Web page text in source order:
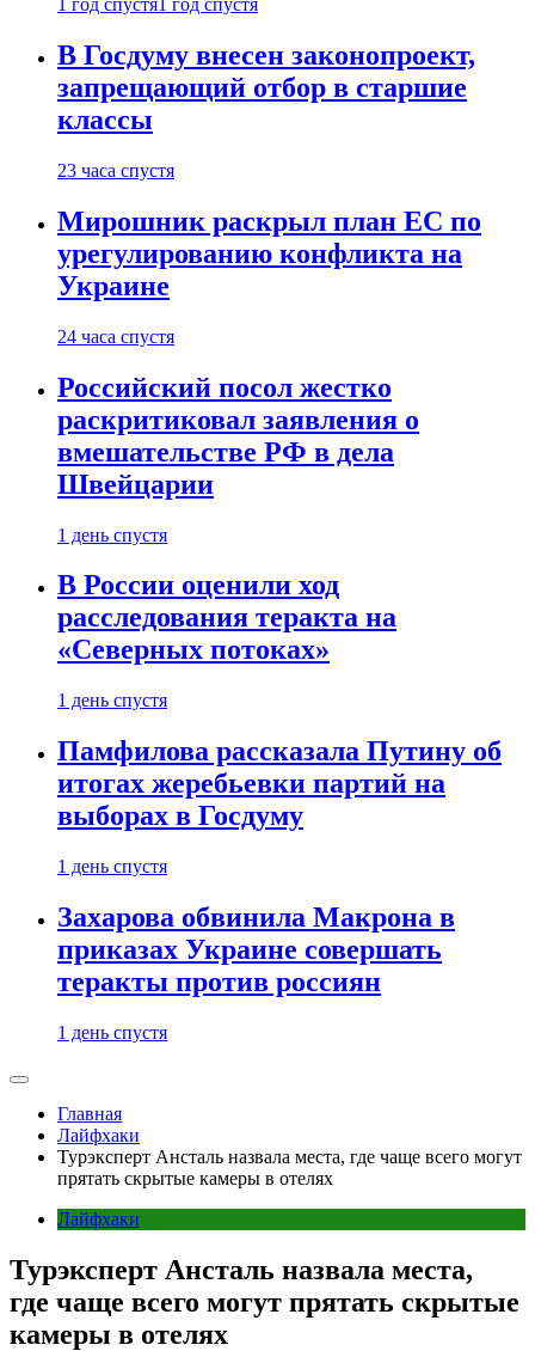
1 год спустя 1 год спустя
В Госдуму внесен законопроект,
запрещающий отбор в старшие
классы
23 часа спустя
Мирошник раскрыл план ЕС по
урегулированию конфликта на
Украине
24 часа спустя
Российский посол жестко
раскритиковал заявления о
вмешательстве РФ в дела
Швейцарии
1 день спустя
В России оценили ход
расследования теракта на
«Северных потоках»
1 день спустя
Памфилова рассказала Путину об
итогах жеребьевки партий на
выборах в Госдуму
1 день спустя
Захарова обвинила Макрона в
приказах Украине совершать
теракты против россиян
1 день спустя
Главная
Лайфхаки
Турэксперт Ансталь назвала места, где чаще всего могут
прятать скрытые камеры в отелях
Лайфхаки
Турэксперт Ансталь назвала места,
где чаще всего могут прятать скрытые
камеры в отелях